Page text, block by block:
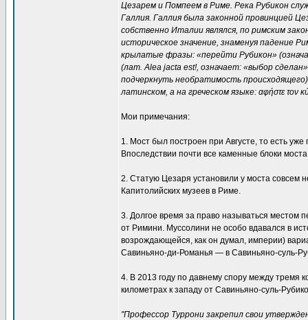
Цезарем и Помпеем в Риме. Река Рубикон
Галлия. Галлия была законной провинцией
собственно Италии являлся, по римским
историческое значение, знаменуя падение
крылатые фразы: «перейти Рубикон»
(лат. Alea jacta est!, означает: «выбор
подчеркнуть необратимость
латинском, а на греческом языке: αφήστε τον
Мои примечания:
1. Мост был построен при Августе, то есть
Впоследствии почти все каменные блоки
2. Статую Цезаря установили у моста совсем
Капитолийских музеев в Риме.
3. Долгое время за право называться местом
от Римини. Муссолини не особо вдавался в
возрождающейся, как он думал, империи)
Савиньяно-ди-Романья — в Савиньяно-суль-
4. В 2013 году по давнему спору между тремя
километрах к западу от Савиньяно-суль-
"Профессор Туррони закрепил свои